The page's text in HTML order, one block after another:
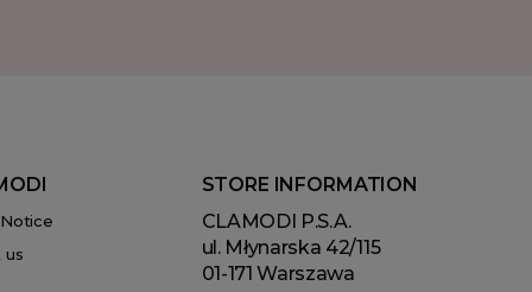
us
STORE INFORMATION
CLAMODI P.S.A.
ul. Młynarska 42/115
01-171 Warszawa